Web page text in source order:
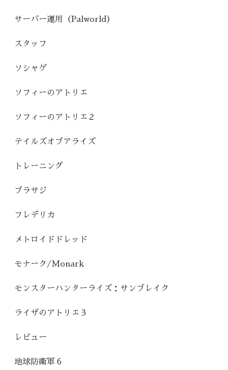
サーバー運用（Palworld）
スタッフ
ソシャゲ
ソフィーのアトリエ
ソフィーのアトリエ２
テイルズオブアライズ
トレーニング
ブラサジ
フレデリカ
メトロイドドレッド
モナーク/Monark
モンスターハンターライズ：サンブレイク
ライザのアトリエ３
レビュー
地球防衛軍６